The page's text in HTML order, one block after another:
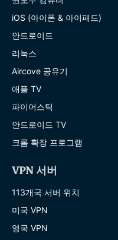
iOS (아이폰 & 아이패드)
안드로이드
리눅스
Aircove 공유기
애플 TV
파이어스틱
안드로이드 TV
크롬 확장 프로그램
VPN 서버
113개국 서버 위치
미국 VPN
영국 VPN